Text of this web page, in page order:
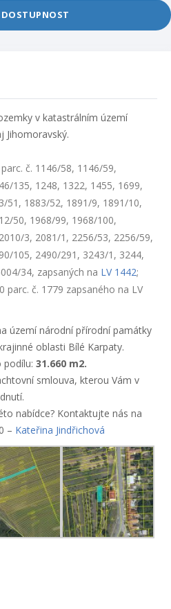
v katastrálním území
Jihomoravský.
č. 1146/58, 1146/59,
135, 1248, 1322, 1455, 1699,
51, 1883/52, 1891/9, 1891/10,
50, 1968/99, 1968/100,
3, 2081/1, 2256/53, 2256/59,
105, 2490/291, 3243/1, 3244,
34, zapsaných na LV 1442;
parc. č. 1779 zapsaného na LV
území národní přírodní památky
oblasti Bílé Karpaty.
podílu: 31.660 m2.
smlouva, kterou Vám v
nabídce? Kontaktujte nás na
– Kateřina Jindřichová